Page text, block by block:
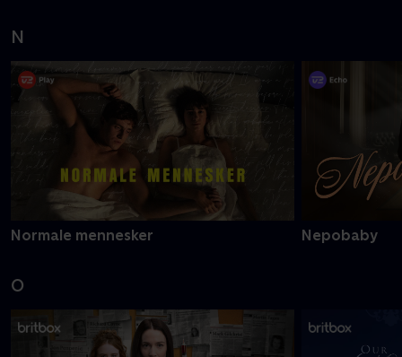
N
Normale mennesker Nepobaby
O